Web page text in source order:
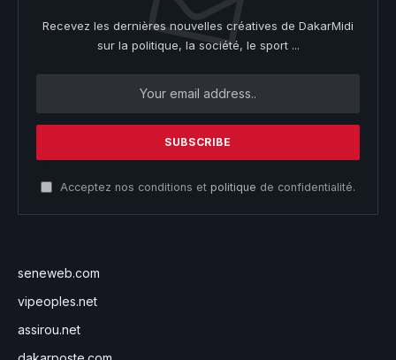
Recevez les dernières nouvelles créatives de DakarMidi
sur la politique, la société, le sport ...
Acceptez nos conditions et politique de confidentialité.
seneweb.com
vipeoples.net
assirou.net